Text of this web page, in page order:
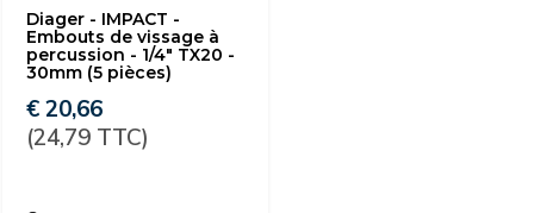
Diager - IMPACT -
Embouts de vissage à
percussion - 1/4" TX20 -
30mm (5 pièces)
€ 20,66
(24,79 TTC)